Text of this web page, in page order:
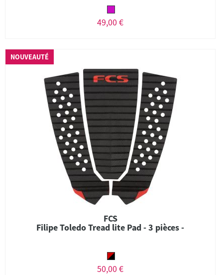
49,00 €
NOUVEAUTÉ
FCS
Filipe Toledo Tread lite Pad - 3 pièces -
50,00 €